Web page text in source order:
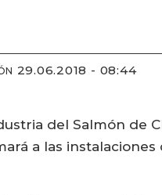
29.06.2018 - 08:44
del Salmón de
a las